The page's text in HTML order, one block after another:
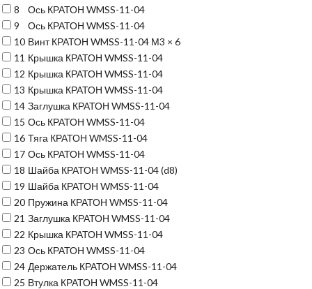
8
Ось КРАТОН WMSS-11-04
9
Ось КРАТОН WMSS-11-04
10 Винт КРАТОН WMSS-11-04 М3 × 6
11 Крышка КРАТОН WMSS-11-04
12 Крышка КРАТОН WMSS-11-04
13 Крышка КРАТОН WMSS-11-04
14 Заглушка КРАТОН WMSS-11-04
15 Ось КРАТОН WMSS-11-04
16 Тяга КРАТОН WMSS-11-04
17 Ось КРАТОН WMSS-11-04
18 Шайба КРАТОН WMSS-11-04 (d8)
19 Шайба КРАТОН WMSS-11-04
20 Пружина КРАТОН WMSS-11-04
21 Заглушка КРАТОН WMSS-11-04
22 Крышка КРАТОН WMSS-11-04
23 Ось КРАТОН WMSS-11-04
24 Держатель КРАТОН WMSS-11-04
25 Втулка КРАТОН WMSS-11-04